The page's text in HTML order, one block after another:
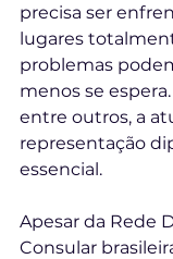
precisa ser
lugares
problemas
menos se
entre outros, a
representação
essencial.
Apesar da Rede
Consular